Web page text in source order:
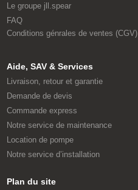
Le groupe jll.spear
FAQ
Conditions génrales de ventes (CGV)
Aide, SAV & Services
Livraison, retour et garantie
Demande de devis
Commande express
Notre service de maintenance
Location de pompe
Notre service d’installation
Plan du site